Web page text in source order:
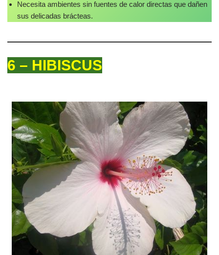
Necesita ambientes sin fuentes de calor directas que dañen
sus delicadas brácteas.
6 – HIBISCUS